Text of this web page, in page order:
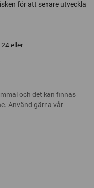
för att senare utveckla
eller
och det kan finnas
Använd gärna vår